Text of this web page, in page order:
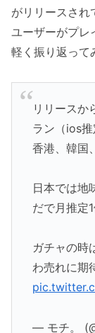
がリリースされ
ユーザーがプレ
軽く振り返って
リリースか
ラン（ios推
香港、韓国
日本では地
だで月推定
ガチャの時
わ売れに期
— モチ。